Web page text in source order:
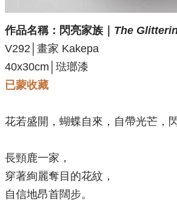
作品名稱：閃亮家族
The
V292│畫家 Kakepa
40x30cm│琺瑯漆
已蒙收藏
花若盛開，蝴蝶自來，自帶光芒，
長頸鹿一家，
穿著絢麗奪目的花紋，
自信地昂首闊步。